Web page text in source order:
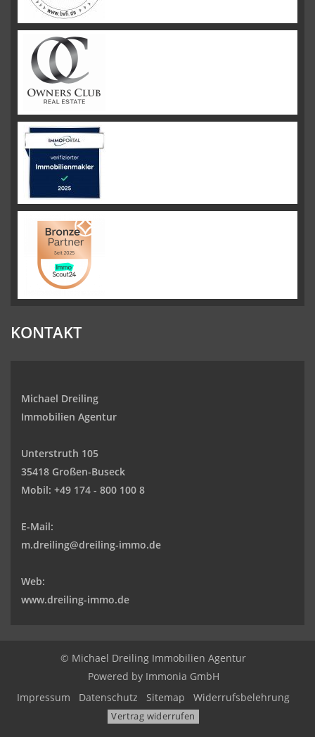
KONTAKT
Michael Dreiling
Immobilien Agentur
Unterstruth 105
35418 Großen-Buseck
Mobil: +49 174 - 800 100 8
E-Mail:
m.dreiling@dreiling-immo.de
Web:
www.dreiling-immo.de
© Michael Dreiling Immobilien Agentur
Powered by Immonia GmbH
Impressum
Datenschutz Sitemap Widerrufsbelehrung
Vertrag widerrufen